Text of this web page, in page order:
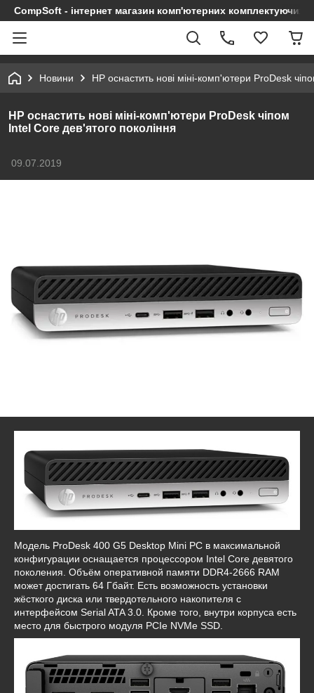
CompSoft - інтернет магазин комп'ютерних комплектуючих
Новини HP оснастить нові міні-комп'ютери ProDesk
HP оснастить нові міні-комп'ютери ProDesk чіпом
Intel Core дев'ятого покоління
09.07.2019
Модель ProDesk 400 G5 Desktop Mini PC в максимальной
конфигурации оснащается процессором Intel Core девятого
поколения. Объём оперативной памяти DDR4-2666 RAM
может достигать 64 Гбайт. Есть возможность установки
жёсткого диска или твердотельного накопителя с
интерфейсом Serial ATA 3.0. Кроме того, внутри корпуса есть
место для быстрого модуля PCIe NVMe SSD.